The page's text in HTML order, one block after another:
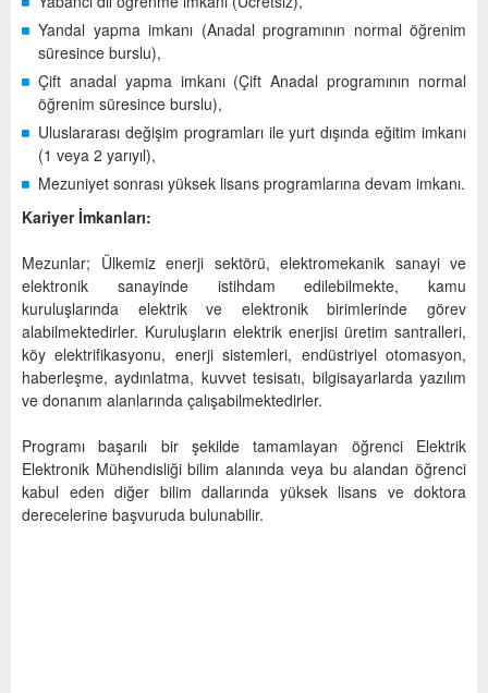
Yandal yapma imkanı (Anadal programının normal öğrenim
süresince burslu),
Çift anadal yapma imkanı (Çift Anadal programının normal
öğrenim süresince burslu),
Uluslararası değişim programları ile yurt dışında eğitim imkanı
(1 veya 2 yarıyıl),
Mezuniyet sonrası yüksek lisans programlarına devam imkanı.
Kariyer İmkanları:
Mezunlar; Ülkemiz enerji sektörü, elektromekanik sanayi ve
elektronik sanayinde istihdam edilebilmekte, kamu
kuruluşlarında elektrik ve elektronik birimlerinde görev
alabilmektedirler. Kuruluşların elektrik enerjisi üretim santralleri,
köy elektrifikasyonu, enerji sistemleri, endüstriyel otomasyon,
haberleşme, aydınlatma, kuvvet tesisatı, bilgisayarlarda yazılım
ve donanım alanlarında çalışabilmektedirler.
Programı başarılı bir şekilde tamamlayan öğrenci Elektrik
Elektronik Mühendisliği bilim alanında veya bu alandan öğrenci
kabul eden diğer bilim dallarında yüksek lisans ve doktora
derecelerine başvuruda bulunabilir.